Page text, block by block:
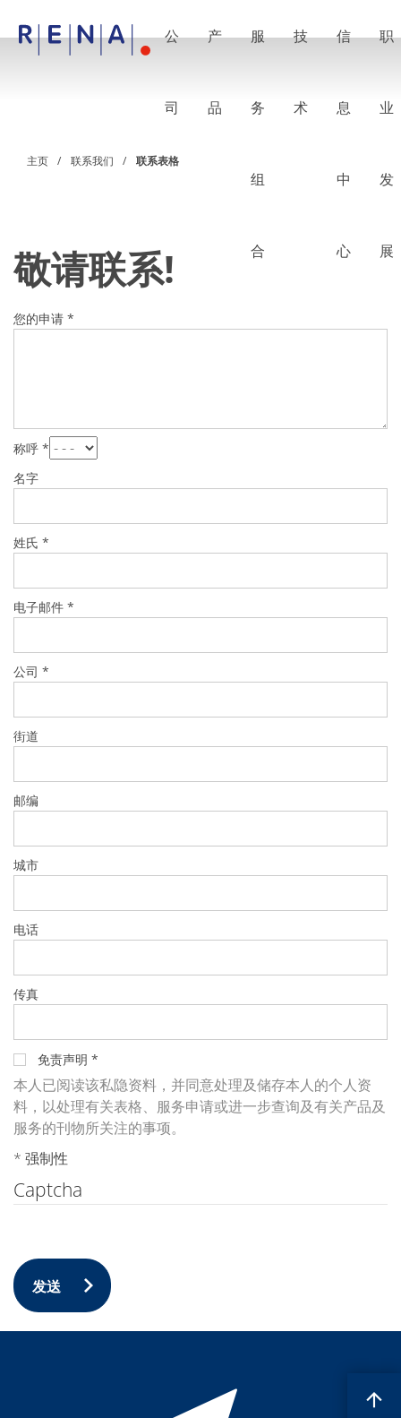
公
司
产
品
服
务
组
合
技
术
信
息
中
心
职
业
发
展
RENA Shanghai
批量喷淋
单晶圆加工
晶圆制备
晶圆干燥
化学品输送系统
医疗技术
医疗设备
护眼
玻璃
玻璃晶片加工
激光与蚀刻
定制解决方案
服务组合
服务热线 和 服务中心
备件服务
设备升级
技术中心
工艺技术
FluidJet - 金属剥离
SiEtch - KOH 蚀刻
蚀刻
电镀
晶圆剥离
创新
Advanced chemical Etching
专有软件
媒体聚焦
职业发展
RENA 作为雇主
申请 RENA 的职位
工作机会
联系我们
联系表格
联系表格客户服务
国际交往
联系我们的客服
Expert Blog
主页 联系我们 联系表格
敬请联系!
您的申请 *
称呼 *
名字
姓氏 *
电子邮件 *
公司 *
街道
邮编
城市
电话
传真
免责声明 *
本人已阅读该私隐资料，并同意处理及储存本人的个人资
料，以处理有关表格、服务申请或进一步查询及有关产品及
服务的刊物所关注的事项。
* 强制性
Captcha
发送